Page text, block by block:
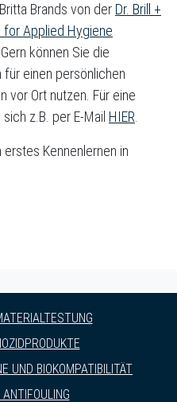
Brands von der Dr. Brill +
for Applied Hygiene
können Sie die
für einen persönlichen
vor Ort nutzen. Für eine
z.B. per E-Mail HIER
Kennenlernen in
UND BIOKOMPATIBILITÄT